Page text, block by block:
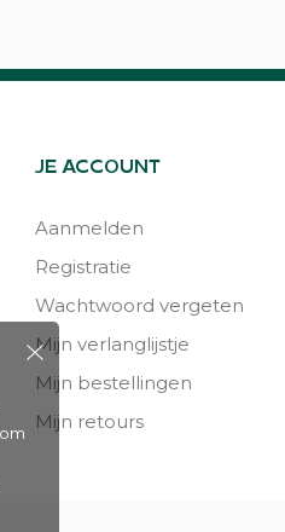
JE ACCOUNT
Aanmelden
Registratie
Wachtwoord vergeten
Mijn verlanglijstje
Mijn bestellingen
Mijn retours